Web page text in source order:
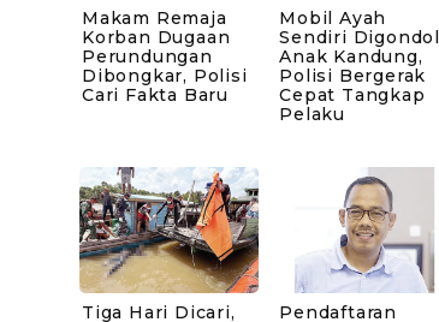
Makam Remaja
Korban Dugaan
Perundungan
Dibongkar, Polisi
Cari Fakta Baru
Mobil Ayah
Sendiri Digondol
Anak Kandung,
Polisi Bergerak
Cepat Tangkap
Pelaku
Tiga Hari Dicari,
Pendaftaran